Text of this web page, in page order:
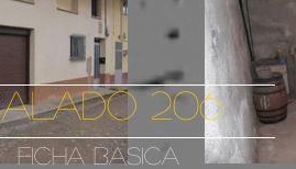
FICHA BASICA
206